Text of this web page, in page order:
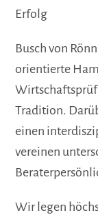
Erfolg
Busch von
orientierte
Tradition.
einen
vereinen
Wir legen